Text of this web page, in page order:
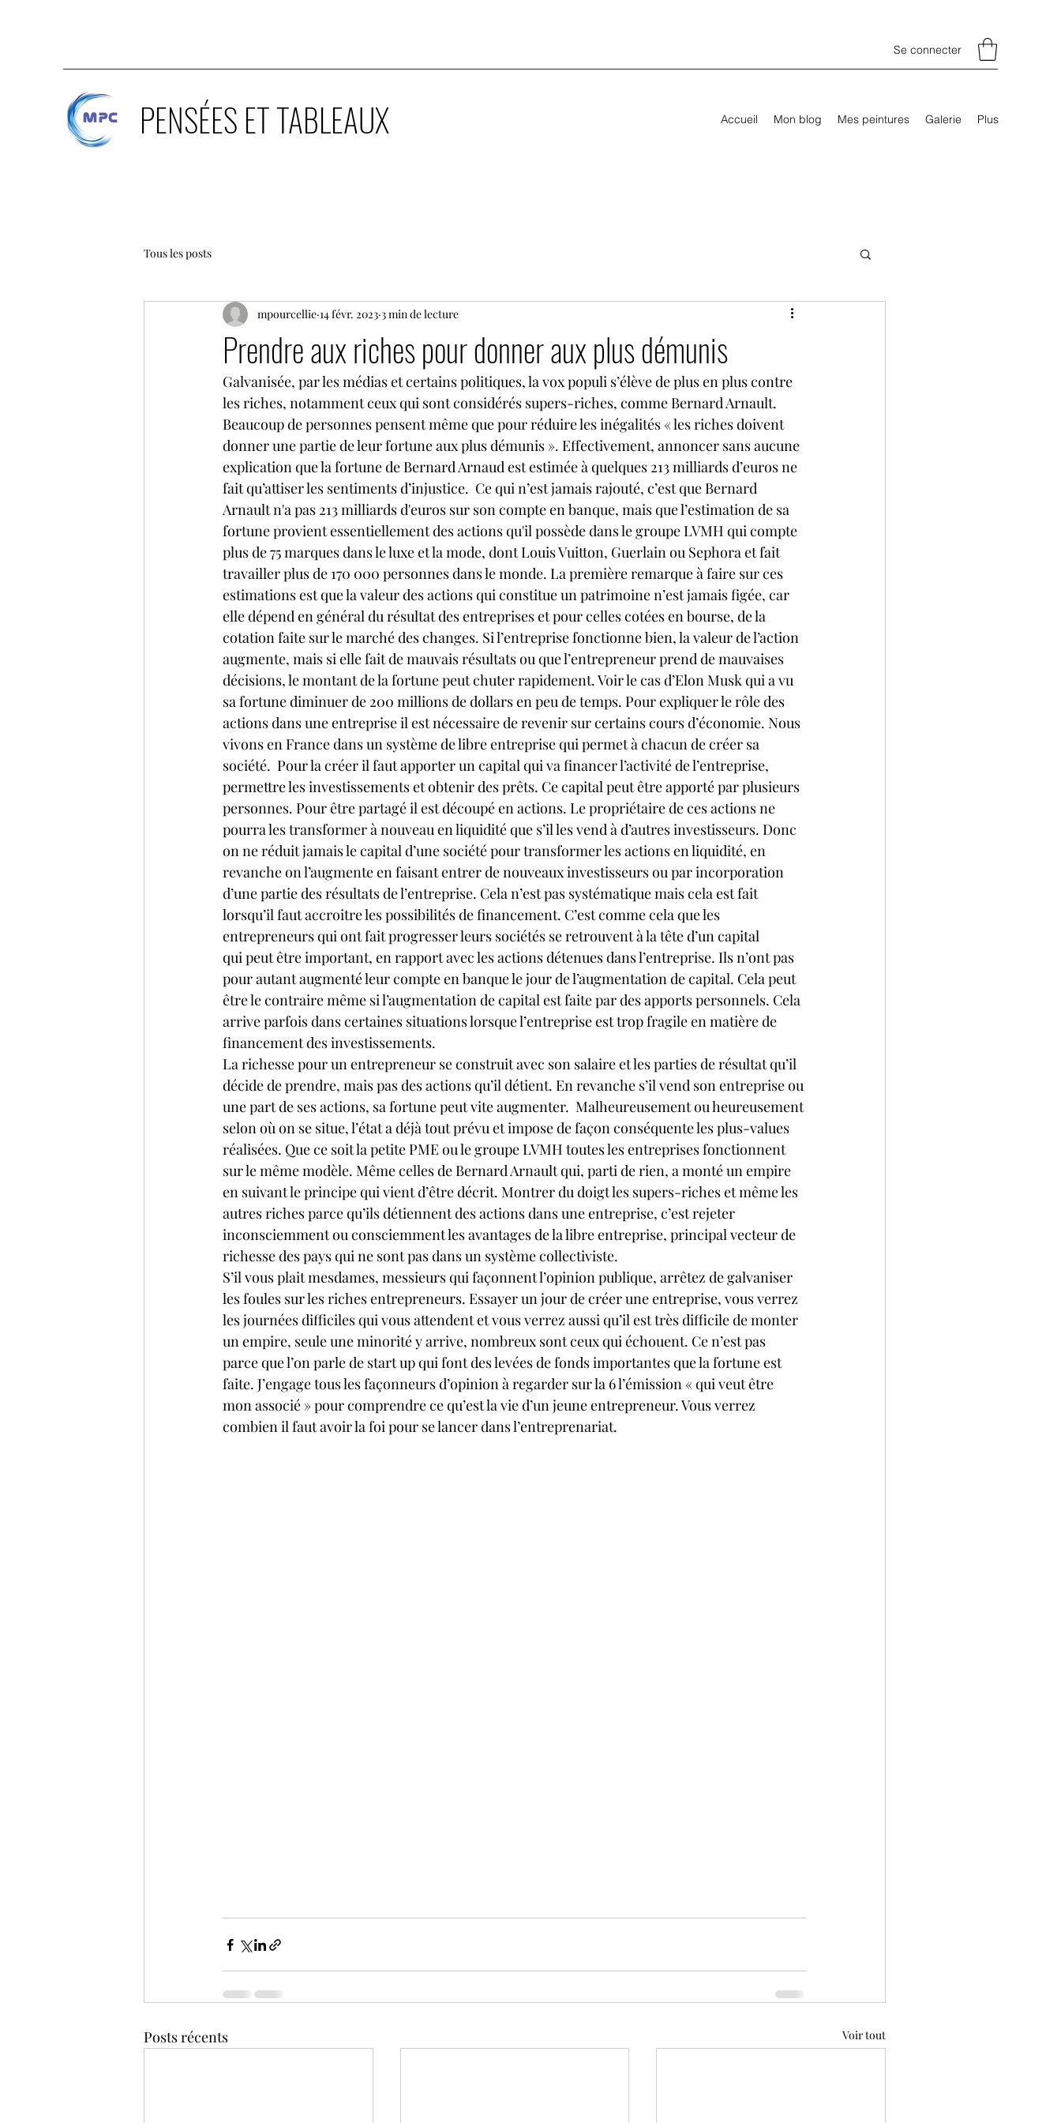
Se connecter
PENSÉES ET TABLEAUX Accueil Mon blog Mes peintures Galerie Plus
Tous les posts
Prendre aux riches pour donner aux plus démunis
mpourcellie 14 févr. 2023 3 min de lecture
Galvanisée, par les médias et certains politiques, la vox populi s’élève de plus en plus contre
les riches, notamment ceux qui sont considérés supers-riches, comme Bernard Arnault.
Beaucoup de personnes pensent même que pour réduire les inégalités « les riches doivent
donner une partie de leur fortune aux plus démunis ». Effectivement, annoncer sans aucune
explication que la fortune de Bernard Arnaud est estimée à quelques 213 milliards d’euros ne
fait qu’attiser les sentiments d’injustice.  Ce qui n’est jamais rajouté, c’est que Bernard
Arnault n'a pas 213 milliards d'euros sur son compte en banque, mais que l’estimation de sa
fortune provient essentiellement des actions qu'il possède dans le groupe LVMH qui compte
plus de 75 marques dans le luxe et la mode, dont Louis Vuitton, Guerlain ou Sephora et fait
travailler plus de 170 000 personnes dans le monde. La première remarque à faire sur ces
estimations est que la valeur des actions qui constitue un patrimoine n’est jamais figée, car
elle dépend en général du résultat des entreprises et pour celles cotées en bourse, de la
cotation faite sur le marché des changes. Si l’entreprise fonctionne bien, la valeur de l’action
augmente, mais si elle fait de mauvais résultats ou que l’entrepreneur prend de mauvaises
décisions, le montant de la fortune peut chuter rapidement. Voir le cas d’Elon Musk qui a vu
sa fortune diminuer de 200 millions de dollars en peu de temps. Pour expliquer le rôle des
actions dans une entreprise il est nécessaire de revenir sur certains cours d’économie. Nous
vivons en France dans un système de libre entreprise qui permet à chacun de créer sa
société.  Pour la créer il faut apporter un capital qui va financer l’activité de l’entreprise,
permettre les investissements et obtenir des prêts. Ce capital peut être apporté par plusieurs
personnes. Pour être partagé il est découpé en actions. Le propriétaire de ces actions ne
pourra les transformer à nouveau en liquidité que s’il les vend à d’autres investisseurs. Donc
on ne réduit jamais le capital d’une société pour transformer les actions en liquidité, en
revanche on l’augmente en faisant entrer de nouveaux investisseurs ou par incorporation
d’une partie des résultats de l’entreprise. Cela n’est pas systématique mais cela est fait
lorsqu’il faut accroitre les possibilités de financement. C’est comme cela que les
entrepreneurs qui ont fait progresser leurs sociétés se retrouvent à la tête d’un capital
qui peut être important, en rapport avec les actions détenues dans l’entreprise. Ils n’ont pas
pour autant augmenté leur compte en banque le jour de l’augmentation de capital. Cela peut
être le contraire même si l’augmentation de capital est faite par des apports personnels. Cela
arrive parfois dans certaines situations lorsque l’entreprise est trop fragile en matière de
financement des investissements.
La richesse pour un entrepreneur se construit avec son salaire et les parties de résultat qu’il
décide de prendre, mais pas des actions qu’il détient. En revanche s’il vend son entreprise ou
une part de ses actions, sa fortune peut vite augmenter.  Malheureusement ou heureusement
selon où on se situe, l’état a déjà tout prévu et impose de façon conséquente les plus-values
réalisées. Que ce soit la petite PME ou le groupe LVMH toutes les entreprises fonctionnent
sur le même modèle. Même celles de Bernard Arnault qui, parti de rien, a monté un empire
en suivant le principe qui vient d’être décrit. Montrer du doigt les supers-riches et même les
autres riches parce qu’ils détiennent des actions dans une entreprise, c’est rejeter
inconsciemment ou consciemment les avantages de la libre entreprise, principal vecteur de
richesse des pays qui ne sont pas dans un système collectiviste.
S’il vous plait mesdames, messieurs qui façonnent l’opinion publique, arrêtez de galvaniser
les foules sur les riches entrepreneurs. Essayer un jour de créer une entreprise, vous verrez
les journées difficiles qui vous attendent et vous verrez aussi qu’il est très difficile de monter
un empire, seule une minorité y arrive, nombreux sont ceux qui échouent. Ce n’est pas
parce que l’on parle de start up qui font des levées de fonds importantes que la fortune est
faite. J’engage tous les façonneurs d’opinion à regarder sur la 6 l’émission « qui veut être
mon associé » pour comprendre ce qu’est la vie d’un jeune entrepreneur. Vous verrez
combien il faut avoir la foi pour se lancer dans l’entreprenariat.
Posts récents Voir tout